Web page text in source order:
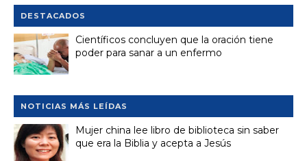
DESTACADOS
Científicos concluyen que la oración tiene
poder para sanar a un enfermo
NOTICIAS MÁS LEÍDAS
Mujer china lee libro de biblioteca sin saber
que era la Biblia y acepta a Jesús